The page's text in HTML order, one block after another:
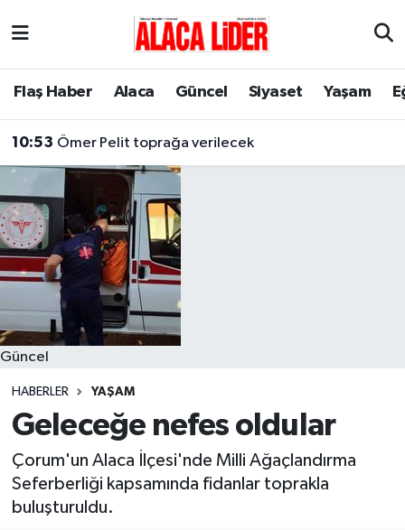
Flaş Haber Alaca Güncel Siyaset Yaşam
10:53 Ömer Pelit toprağa verilecek
Güncel
HABERLER YAŞAM
Geleceğe nefes oldular
Çorum'un Alaca İlçesi'nde Milli Ağaçlandırma
Seferberliği kapsamında fidanlar toprakla
buluşturuldu.
Çorum Nöbetçi Eczaneler
Çorum Trafik Yoğunluk Haritası
Süper Lig Puan Durumu ve Fikstür
Tüm Manşetler
Son Dakika Haberleri
Haber Arşivi